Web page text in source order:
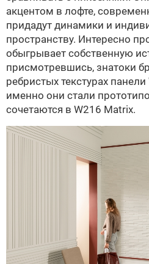
акцентом в лофте,
придадут динамики и
пространству. Интересно
обыгрывает собственную
присмотревшись, знатоки
ребристых текстурах
именно они стали
сочетаются в W216 Matrix.